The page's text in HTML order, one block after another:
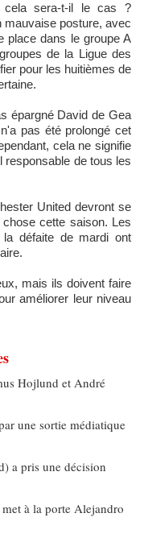
cela sera-t-il le cas ?
mauvaise posture, avec
place dans le groupe A
de la Ligue des
pour les huitièmes de
épargné David de Gea
pas été prolongé cet
cela ne signifie
responsable de tous les
United devront se
cette saison. Les
défaite de mardi ont
mais ils doivent faire
améliorer leur niveau
Hojlund et André
une sortie médiatique
a pris une décision
à la porte Alejandro